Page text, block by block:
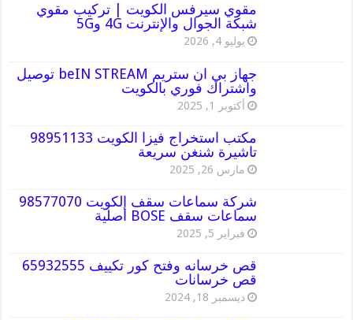
مقوي سيرفس الكويت | تركيب مقوي
شبكة الجوال والإنترنت 4G و5G
يوليو 4, 2026
جهاز بي ان ستريم beIN STREAM توصيل
واشتراك فوري بالكويت
أكتوبر 1, 2025
مكتب استخراج فيزا الكويت 98951133
تاشيرة شنغن سريعة
مارس 26, 2025
شركة سماعات سقف الكويت 98577070
سماعات سقف BOSE أصلية
فبراير 5, 2025
قص خرسانه وفتح كور تكييف 65932555
قص خرسانات
ديسمبر 18, 2024